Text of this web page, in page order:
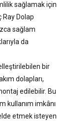
sağlamak için
Ray Dolap
sağlam
da
bir
dolapları,
edilebilir. Bu
kullanım imkânı
etmek isteyen